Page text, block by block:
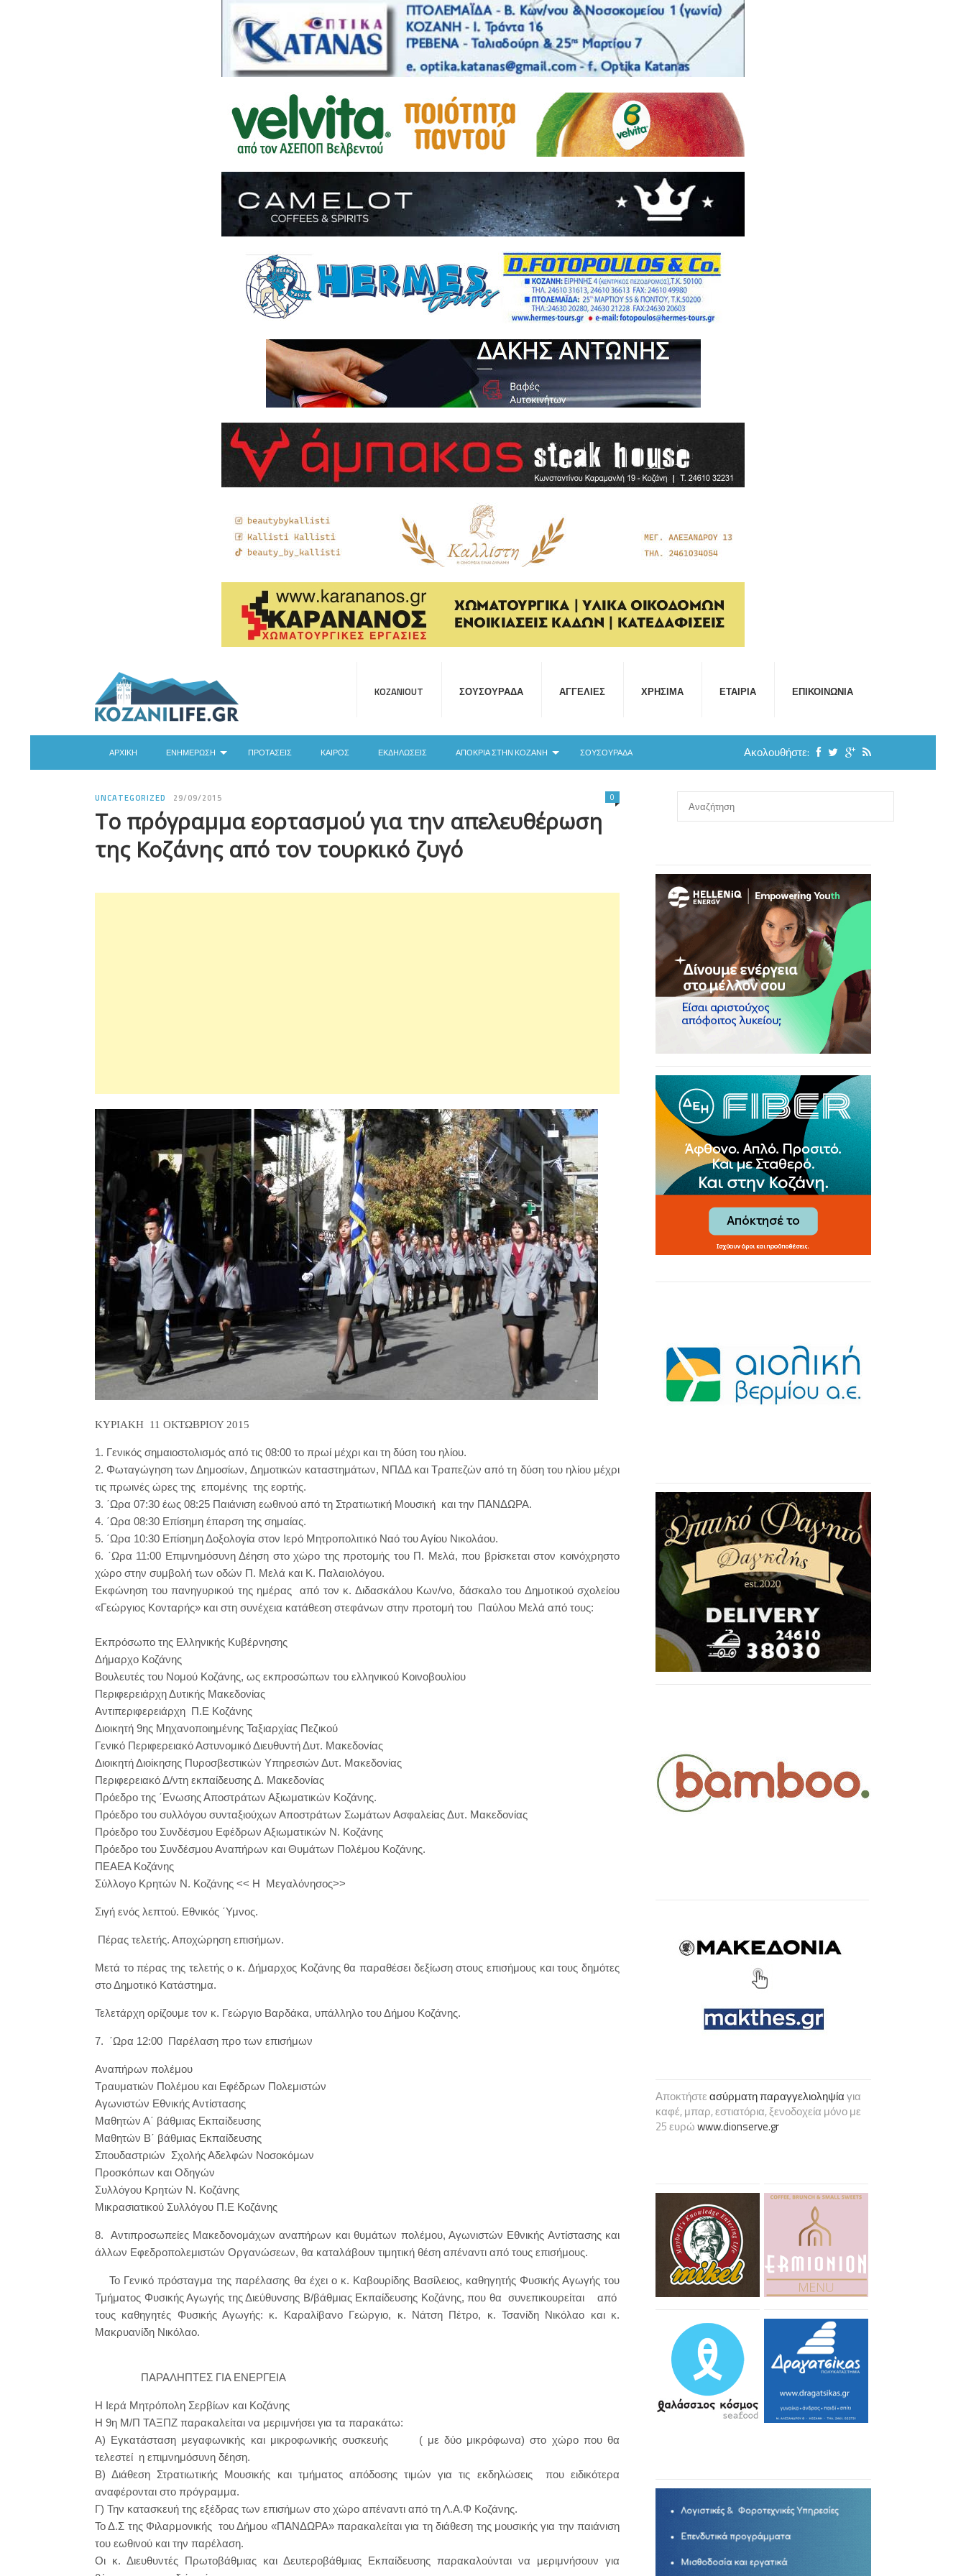
KOZANIOUT ΣΟΥΣΟΥΡΆΔΑ ΑΓΓΕΛΊΕΣ ΧΡΉΣΙΜΑ ΕΤΑΙΡΊΑ ΕΠΙΚΟΙΝΩΝΊΑ
ΑΡΧΙΚΉ ΕΝΗΜΈΡΩΣΗ ΠΡΟΤΆΣΕΙΣ ΚΑΙΡΌΣ ΕΚΔΗΛΏΣΕΙΣ ΑΠΟΚΡΙΆ ΣΤΗΝ ΚΟΖΆΝΗ ΣΟΥΣΟΥΡΆΔΑ Ακολουθήστε:
UNCATEGORIZED 29/09/2015
Το πρόγραμμα εορτασμού για την απελευθέρωση
της Κοζάνης από τον τουρκικό ζυγό
0
ΚΥΡΙΑΚΗ 11 ΟΚΤΩΒΡΙΟΥ 2015
1. Γενικός σημαιοστολισμός από τις 08:00 το πρωί μέχρι και τη δύση του ηλίου.
2. Φωταγώγηση των Δημοσίων, Δημοτικών καταστημάτων, ΝΠΔΔ και Τραπεζών από τη δύση του ηλίου μέχρι
τις πρωινές ώρες της επομένης της εορτής.
3. ΄Ωρα 07:30 έως 08:25 Παιάνιση εωθινού από τη Στρατιωτική Μουσική και την ΠΑΝΔΩΡΑ.
4. ΄Ωρα 08:30 Επίσημη έπαρση της σημαίας.
5. ΄Ωρα 10:30 Επίσημη Δοξολογία στον Ιερό Μητροπολιτικό Ναό του Αγίου Νικολάου.
6. ΄Ωρα 11:00 Επιμνημόσυνη Δέηση στο χώρο της προτομής του Π. Μελά, που βρίσκεται στον κοινόχρηστο
χώρο στην συμβολή των οδών Π. Μελά και Κ. Παλαιολόγου.
Εκφώνηση του πανηγυρικού της ημέρας από τον κ. Διδασκάλου Κων/νο, δάσκαλο του Δημοτικού σχολείου
«Γεώργιος Κονταρής» και στη συνέχεια κατάθεση στεφάνων στην προτομή του Παύλου Μελά από τους:
Εκπρόσωπο της Ελληνικής Κυβέρνησης
Δήμαρχο Κοζάνης
Βουλευτές του Νομού Κοζάνης, ως εκπροσώπων του ελληνικού Κοινοβουλίου
Περιφερειάρχη Δυτικής Μακεδονίας
Αντιπεριφερειάρχη Π.Ε Κοζάνης
Διοικητή 9ης Μηχανοποιημένης Ταξιαρχίας Πεζικού
Γενικό Περιφερειακό Αστυνομικό Διευθυντή Δυτ. Μακεδονίας
Διοικητή Διοίκησης Πυροσβεστικών Υπηρεσιών Δυτ. Μακεδονίας
Περιφερειακό Δ/ντη εκπαίδευσης Δ. Μακεδονίας
Πρόεδρο της ΄Ενωσης Αποστράτων Αξιωματικών Κοζάνης.
Πρόεδρο του συλλόγου συνταξιούχων Αποστράτων Σωμάτων Ασφαλείας Δυτ. Μακεδονίας
Πρόεδρο του Συνδέσμου Εφέδρων Αξιωματικών Ν. Κοζάνης
Πρόεδρο του Συνδέσμου Αναπήρων και Θυμάτων Πολέμου Κοζάνης.
ΠΕΑΕΑ Κοζάνης
Σύλλογο Κρητών Ν. Κοζάνης << Η Μεγαλόνησος>>
Σιγή ενός λεπτού. Εθνικός ΄Υμνος.
Πέρας τελετής. Αποχώρηση επισήμων.
Μετά το πέρας της τελετής ο κ. Δήμαρχος Κοζάνης θα παραθέσει δεξίωση στους επισήμους και τους δημότες
στο Δημοτικό Κατάστημα.
Τελετάρχη ορίζουμε τον κ. Γεώργιο Βαρδάκα, υπάλληλο του Δήμου Κοζάνης.
7. ΄Ωρα 12:00 Παρέλαση προ των επισήμων
Αναπήρων πολέμου
Τραυματιών Πολέμου και Εφέδρων Πολεμιστών
Αγωνιστών Εθνικής Αντίστασης
Μαθητών Α΄ βάθμιας Εκπαίδευσης
Μαθητών Β΄ βάθμιας Εκπαίδευσης
Σπουδαστριών Σχολής Αδελφών Νοσοκόμων
Προσκόπων και Οδηγών
Συλλόγου Κρητών Ν. Κοζάνης
Μικρασιατικού Συλλόγου Π.Ε Κοζάνης
8. Αντιπροσωπείες Μακεδονομάχων αναπήρων και θυμάτων πολέμου, Αγωνιστών Εθνικής Αντίστασης και
άλλων Εφεδροπολεμιστών Οργανώσεων, θα καταλάβουν τιμητική θέση απέναντι από τους επισήμους.
Το Γενικό πρόσταγμα της παρέλασης θα έχει ο κ. Καβουρίδης Βασίλειος, καθηγητής Φυσικής Αγωγής του
Τμήματος Φυσικής Αγωγής της Διεύθυνσης Β/βάθμιας Εκπαίδευσης Κοζάνης, που θα συνεπικουρείται από
τους καθηγητές Φυσικής Αγωγής: κ. Καραλίβανο Γεώργιο, κ. Νάτση Πέτρο, κ. Τσανίδη Νικόλαο και κ.
Μακρυανίδη Νικόλαο.
ΠΑΡΑΛΗΠΤΕΣ ΓΙΑ ΕΝΕΡΓΕΙΑ
Η Ιερά Μητρόπολη Σερβίων και Κοζάνης
Η 9η Μ/Π ΤΑΞΠΖ παρακαλείται να μεριμνήσει για τα παρακάτω:
Α) Εγκατάσταση μεγαφωνικής και μικροφωνικής συσκευής ( με δύο μικρόφωνα) στο χώρο που θα
τελεστεί η επιμνημόσυνη δέηση.
Β) Διάθεση Στρατιωτικής Μουσικής και τμήματος απόδοσης τιμών για τις εκδηλώσεις που ειδικότερα
αναφέρονται στο πρόγραμμα.
Γ) Την κατασκευή της εξέδρας των επισήμων στο χώρο απέναντι από τη Λ.Α.Φ Κοζάνης.
Το Δ.Σ της Φιλαρμονικής του Δήμου «ΠΑΝΔΩΡΑ» παρακαλείται για τη διάθεση της μουσικής για την παιάνιση
του εωθινού και την παρέλαση.
Οι κ. Διευθυντές Πρωτοβάθμιας και Δευτεροβάθμιας Εκπαίδευσης παρακαλούνται να μεριμνήσουν για
Αποκτήστεασύρματη παραγγελιοληψίαγια
καφέ, μπαρ, εστιατόρια, ξενοδοχεία μόνο με
25 ευρώwww.dionserve.gr